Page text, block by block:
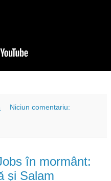
Niciun comentariu:
în mormânt:
și Salam